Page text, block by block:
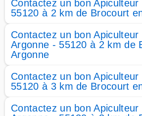
Contactez un bon
55120 à 2 km de Brocourt
Contactez un bon
Argonne - 55120 à 2 km de
Argonne
Contactez un bon
55120 à 3 km de Brocourt
Contactez un bon